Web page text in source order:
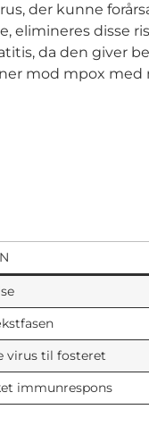
der kunne
disse
da den giver
mod mpox med
virus til fosteret
immunrespons